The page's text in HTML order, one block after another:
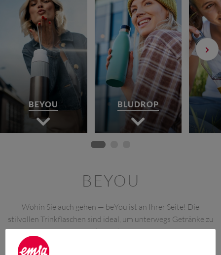
BEYOU BLUDROP
BEYOU
Wohin Sie auch gehen — beYou ist an Ihrer Seite! Die
stilvollen Trinkflaschen sind ideal, um unterwegs Getränke zu
genießen. Das 100 % auslaufsichere Design sorgt für einen
sicheren Transport in der Tasche. Der geschützte Trinkrand